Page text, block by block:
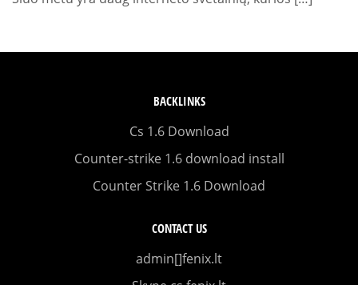
BACKLINKS
Cs 1.6 Download
Counter-strike 1.6 download install
Counter Strike 1.6 Download
CONTACT US
admin[]fenix.lt